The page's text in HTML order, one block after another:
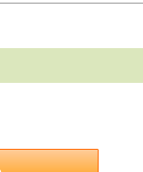
きます。201個
注文くださいま
文をお願い致しま
ません。
ー1個のセット